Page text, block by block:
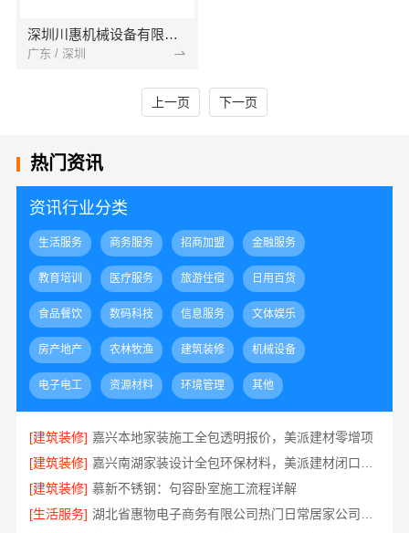
深圳川惠机械设备有限公司
广东 / 深圳
上一页 下一页
热门资讯
资讯行业分类
生活服务 商务服务 招商加盟 金融服务
教育培训 医疗服务 旅游住宿 日用百货
食品餐饮 数码科技 信息服务 文体娱乐
房产地产 农林牧渔 建筑装修 机械设备
电子电工 资源材料 环境管理 其他
[建筑装修] 嘉兴本地家装施工全包透明报价，美派建材零增项
[建筑装修]
[建筑装修] 慕新不锈钢：句容卧室施工流程详解
[生活服务]